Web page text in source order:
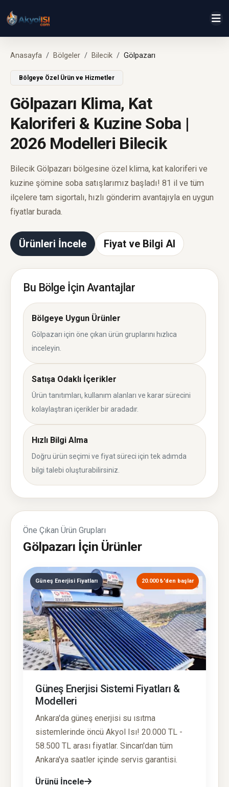
Anasayfa Bölgeler Bilecik Gölpazarı
Bölgeye Özel Ürün ve Hizmetler
Gölpazarı Klima, Kat
Kaloriferi & Kuzine Soba |
2026 Modelleri Bilecik
Bilecik Gölpazarı bölgesine özel klima, kat kaloriferi ve
kuzine şömine soba satışlarımız başladı! 81 il ve tüm
ilçelere tam sigortalı, hızlı gönderim avantajıyla en uygun
fiyatlar burada.
Ürünleri İncele Fiyat ve Bilgi Al
Bu Bölge İçin Avantajlar
Bölgeye Uygun Ürünler
Gölpazarı için öne çıkan ürün gruplarını hızlıca
inceleyin.
Satışa Odaklı İçerikler
Ürün tanıtımları, kullanım alanları ve karar sürecini
kolaylaştıran içerikler bir aradadır.
Hızlı Bilgi Alma
Doğru ürün seçimi ve fiyat süreci için tek adımda
bilgi talebi oluşturabilirsiniz.
Öne Çıkan Ürün Grupları
Gölpazarı İçin Ürünler
Güneş Enerjisi Fiyatları 20.000 ₺'den başlar
Güneş Enerjisi Sistemi Fiyatları &
Modelleri
Ankara'da güneş enerjisi su ısıtma
sistemlerinde öncü Akyol Isı! 20.000 TL -
58.500 TL arası fiyatlar. Sincan'dan tüm
Ankara'ya saatler içinde servis garantisi.
Ürünü İncele